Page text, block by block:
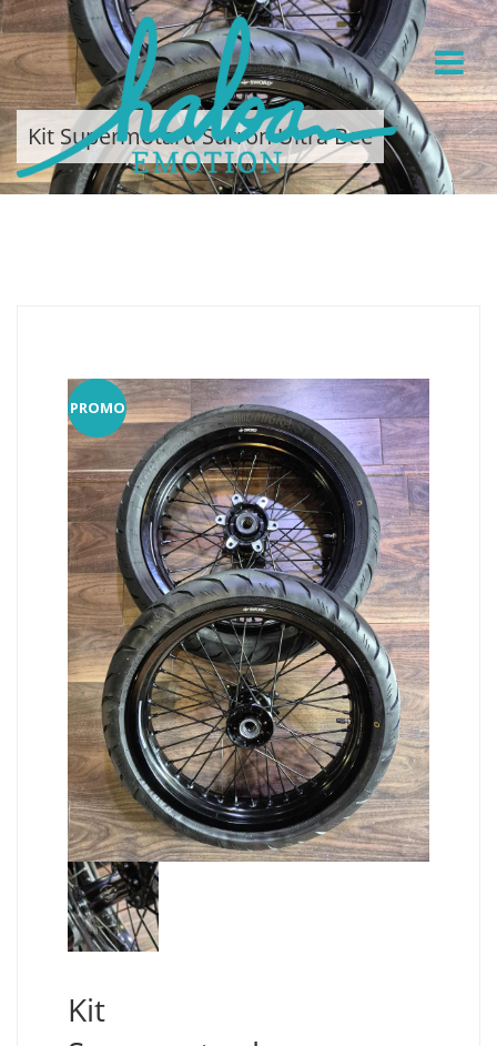
Kit Supermotard Surron Ultra Bee
PROMO
Kit